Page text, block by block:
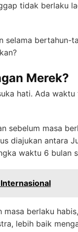
tidak berlaku
selama
Merek?
hati. Ada
sebelum masa
diajukan antara
waktu 6 bulan
berlaku
lebih baik